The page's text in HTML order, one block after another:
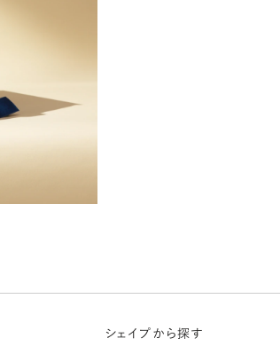
シェイプから探す